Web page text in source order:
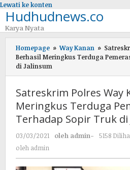
Lewati ke konten
Hudhudnews.co
Karya Nyata
Homepage » Way Kanan »
Berhasil Meringkus Terduga
di Jalinsum
Satreskrim Polres Way
Meringkus Terduga
Terhadap Sopir Truk di
03/03/2021 oleh admin-
5158
oleh admin